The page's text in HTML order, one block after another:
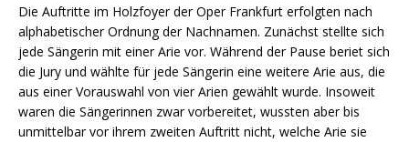
Die Auftritte im Holzfoyer der Oper Frankfurt erfolgten nach
alphabetischer Ordnung der Nachnamen. Zunächst stellte sich
jede Sängerin mit einer Arie vor. Während der Pause beriet sich
die Jury und wählte für jede Sängerin eine weitere Arie aus, die
aus einer Vorauswahl von vier Arien gewählt wurde. Insoweit
waren die Sängerinnen zwar vorbereitet, wussten aber bis
unmittelbar vor ihrem zweiten Auftritt nicht, welche Arie sie